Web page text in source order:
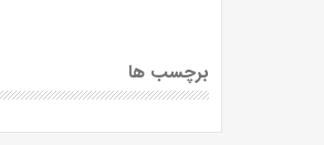
برچسب ها